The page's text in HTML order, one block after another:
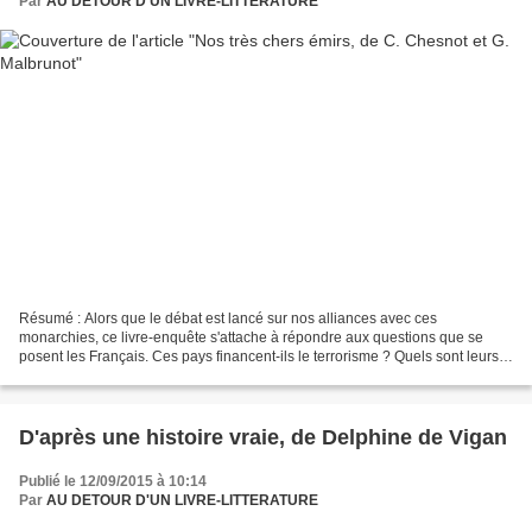
Résumé : Alors que le débat est lancé sur nos alliances avec ces
monarchies, ce livre-enquête s'attache à répondre aux questions que se
posent les Français. Ces pays financent-ils le terrorisme ? Quels sont leurs
D'après une histoire vraie, de Delphine de Vigan
Publié le 12/09/2015 à 10:14
Par AU DETOUR D'UN LIVRE-LITTERATURE